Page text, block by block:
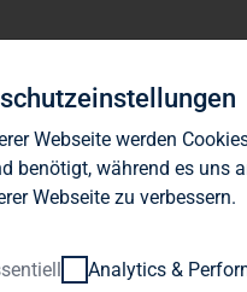
Investor Relations
Webseite werden
benötigt, während es uns
Webseite zu verbessern.
Analytics &